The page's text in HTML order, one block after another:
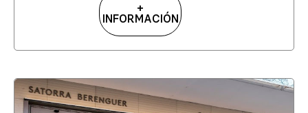
+
INFORMACIÓN